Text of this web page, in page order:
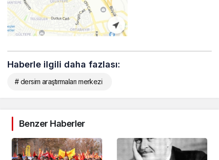
Haberle ilgili daha fazlası:
# dersim araştırmaları merkezi
Benzer Haberler